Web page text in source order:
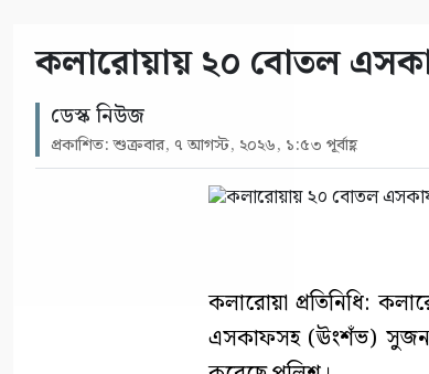
কলারোয়ায় ২০ বোতল
ডেস্ক নিউজ
প্রকাশিত: শুক্রবার, ৭ আগস্ট, ২০২৬, ১:৫৩ পূর্বাহ্ণ
কলারোয়া প্রতিনিধি:
এসকাফসহ (ঊংশঁভ) সুজন